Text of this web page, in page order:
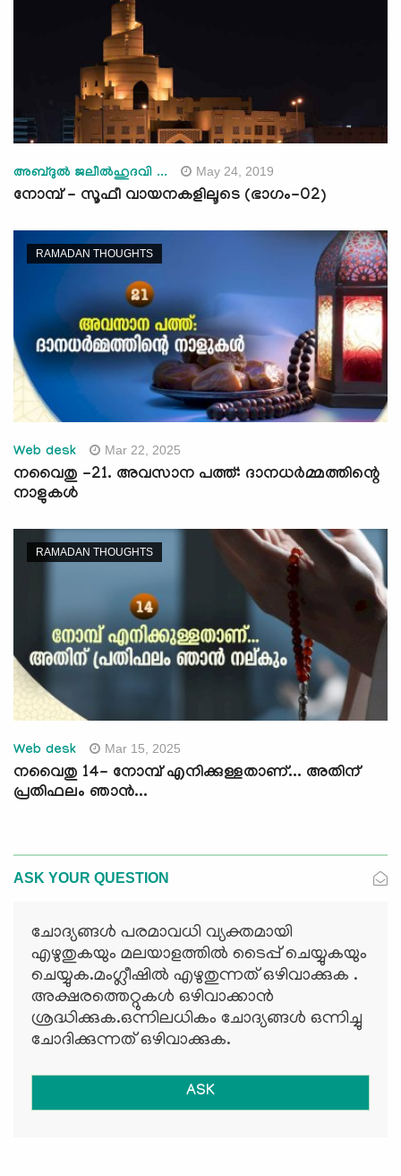
അബ്ദുല്‍ ജലീല്‍ഹുദവി ... May 24, 2019
നോമ്പ് - സൂഫീ വായനകളിലൂടെ (ഭാഗം-02)
RAMADAN THOUGHTS
Web desk Mar 22, 2025
നവൈതു -21. അവസാന പത്ത്: ദാനധര്‍മ്മത്തിന്റെ
നാളുകള്‍
RAMADAN THOUGHTS
Web desk Mar 15, 2025
നവൈതു 14- നോമ്പ് എനിക്കുള്ളതാണ്... അതിന്
പ്രതിഫലം ഞാന്‍...
ASK YOUR QUESTION
ചോദ്യങ്ങള്‍ പരമാവധി വ്യക്തമായി
എഴുതുകയും മലയാളത്തില്‍ ടൈപ്പ് ചെയ്യുകയും
ചെയ്യുക.മംഗ്ലീഷില്‍ എഴുതുന്നത് ഒഴിവാക്കുക .
അക്ഷരത്തെറ്റുകള്‍ ഒഴിവാക്കാന്‍
ശ്രദ്ധിക്കുക.ഒന്നിലധികം ചോദ്യങ്ങള്‍ ഒന്നിച്ചു
ചോദിക്കുന്നത് ഒഴിവാക്കുക.
ASK